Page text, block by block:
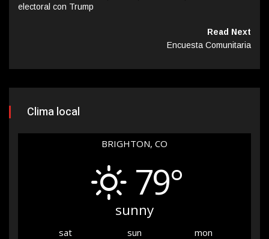
electoral con Trump
Read Next
Encuesta Comunitaria
Clima local
BRIGHTON, CO
79°
sunny
sat sun
mon